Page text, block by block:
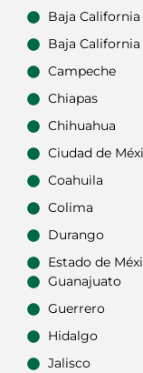
Baja California
Baja California
Campeche
Chiapas
Chihuahua
Ciudad de
Coahuila
Colima
Durango
Estado de
Guanajuato
Guerrero
Hidalgo
Jalisco